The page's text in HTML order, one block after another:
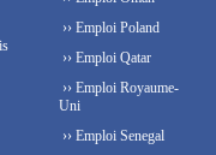
›› Emploi Poland
›› Emploi Qatar
›› Emploi Royaume-
Uni
›› Emploi Senegal